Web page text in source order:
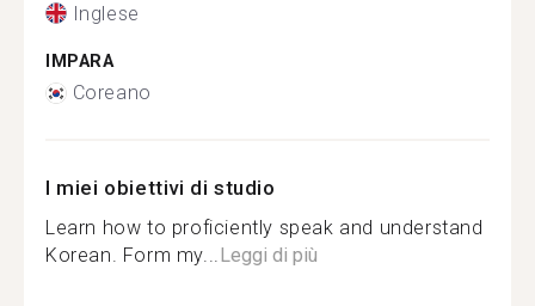
Inglese
IMPARA
Coreano
I miei obiettivi di studio
Learn how to proficiently speak and understand
Korean. Form my...Leggi di più